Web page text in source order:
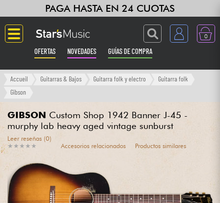
PAGA HASTA EN 24 CUOTAS
0
OFERTAS NOVEDADES GUÍAS DE COMPRA
Langue
Ampli & Efectos
Sintetizadores & samplers
Accueil Guitarras & Bajos Guitarra folk y electro
Guitarra folk
Gibson
GIBSON Custom Shop 1942 Banner J-45 -
murphy lab heavy aged vintage sunburst
★ ★ ★ ★ ★
★ ★ ★ ★ ★
Leer reseñas (0)
Accesorios relacionados
Productos similares